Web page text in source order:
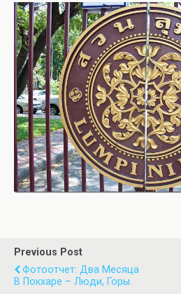
Previous Post
Фотоотчет: Два Месяца
В Покхаре – Люди, Горы.